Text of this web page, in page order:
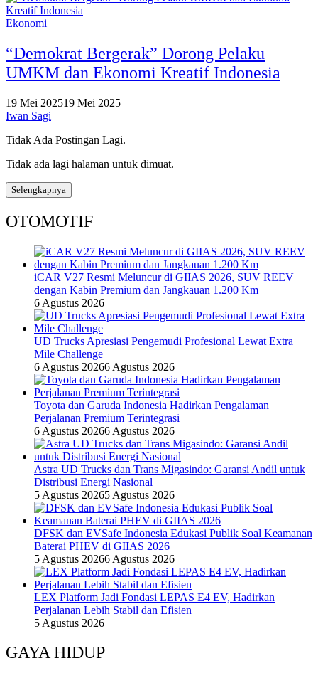
Ekonomi
“Demokrat Bergerak” Dorong Pelaku
UMKM dan Ekonomi Kreatif Indonesia
19 Mei 202519 Mei 2025
Iwan Sagi
Tidak Ada Postingan Lagi.
Tidak ada lagi halaman untuk dimuat.
Selengkapnya
OTOMOTIF
iCAR V27 Resmi Meluncur di GIIAS 2026, SUV REEV
dengan Kabin Premium dan Jangkauan 1.200 Km
6 Agustus 2026
UD Trucks Apresiasi Pengemudi Profesional Lewat Extra
Mile Challenge
6 Agustus 20266 Agustus 2026
Toyota dan Garuda Indonesia Hadirkan Pengalaman
Perjalanan Premium Terintegrasi
6 Agustus 20266 Agustus 2026
Astra UD Trucks dan Trans Migasindo: Garansi Andil untuk
Distribusi Energi Nasional
5 Agustus 20265 Agustus 2026
DFSK dan EVSafe Indonesia Edukasi Publik Soal Keamanan
Baterai PHEV di GIIAS 2026
5 Agustus 20266 Agustus 2026
LEX Platform Jadi Fondasi LEPAS E4 EV, Hadirkan
Perjalanan Lebih Stabil dan Efisien
5 Agustus 2026
GAYA HIDUP